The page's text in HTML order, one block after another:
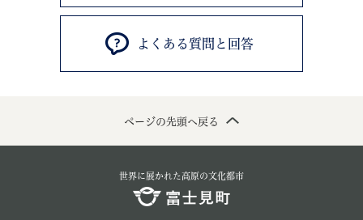
よくある質問と回答
ページの先頭へ戻る
世界に展かれた高原の文化都市